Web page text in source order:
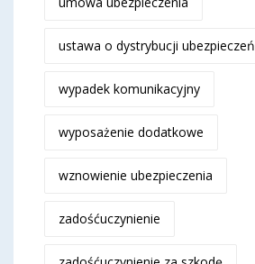
ustawa o dystrybucji ubezpieczeń
wypadek komunikacyjny
wyposażenie dodatkowe
wznowienie ubezpieczenia
zadośćuczynienie